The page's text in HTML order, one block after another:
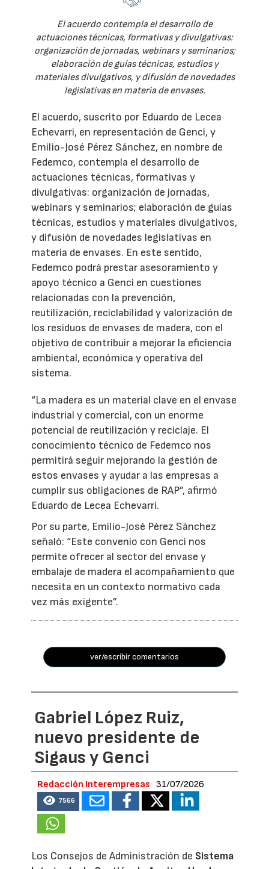
El acuerdo contempla el desarrollo de
actuaciones técnicas, formativas y divulgativas:
organización de jornadas, webinars y seminarios;
elaboración de guías técnicas, estudios y
materiales divulgativos, y difusión de novedades
legislativas en materia de envases.
El acuerdo, suscrito por Eduardo de Lecea
Echevarri, en representación de Genci, y
Emilio-José Pérez Sánchez, en nombre de
Fedemco, contempla el desarrollo de
actuaciones técnicas, formativas y
divulgativas: organización de jornadas,
webinars y seminarios; elaboración de guías
técnicas, estudios y materiales divulgativos,
y difusión de novedades legislativas en
materia de envases. En este sentido,
Fedemco podrá prestar asesoramiento y
apoyo técnico a Genci en cuestiones
relacionadas con la prevención,
reutilización, reciclabilidad y valorización de
los residuos de envases de madera, con el
objetivo de contribuir a mejorar la eficiencia
ambiental, económica y operativa del
sistema.
“La madera es un material clave en el envase
industrial y comercial, con un enorme
potencial de reutilización y reciclaje. El
conocimiento técnico de Fedemco nos
permitirá seguir mejorando la gestión de
estos envases y ayudar a las empresas a
cumplir sus obligaciones de RAP”, afirmó
Eduardo de Lecea Echevarri.
Por su parte, Emilio-José Pérez Sánchez
señaló: “Este convenio con Genci nos
permite ofrecer al sector del envase y
embalaje de madera el acompañamiento que
necesita en un contexto normativo cada
vez más exigente”.
ver/escribir comentarios
Gabriel López Ruiz,
nuevo presidente de
Sigaus y Genci
Redacción Interempresas 31/07/2026
7566
Los Consejos de Administración de Sistema